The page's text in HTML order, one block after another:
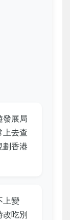
發展局
上去查
劃香港
上變
改吃別